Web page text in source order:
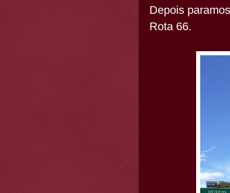
Depois
Rota 66.